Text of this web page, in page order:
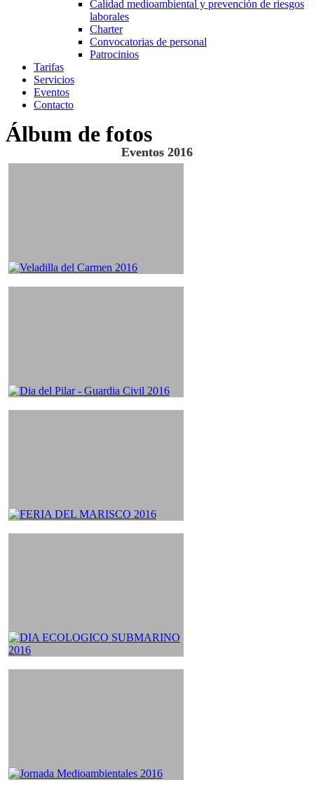
Calidad medioambiental y prevención de riesgos
laborales
Charter
Convocatorias de personal
Patrocinios
Tarifas
Servicios
Eventos
Contacto
Álbum de fotos
Eventos 2016